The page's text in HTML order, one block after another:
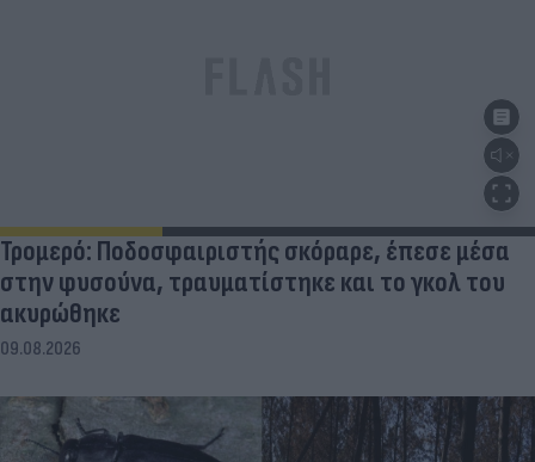
Τρομερό: Ποδοσφαιριστής σκόραρε, έπεσε μέσα
στην φυσούνα, τραυματίστηκε και το γκολ του
ακυρώθηκε
09.08.2026